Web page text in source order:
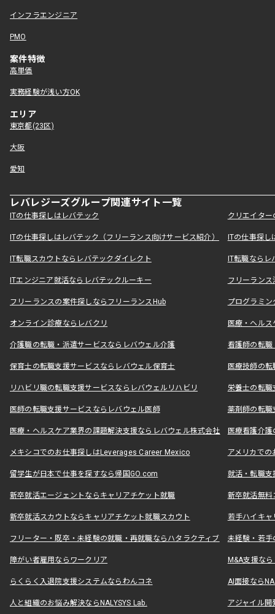
インフラエンジニア
PMO
案件特徴
高単価
実務経験が浅い方OK
エリア
東京都(23区)
大阪
愛知
レバレジーズグループ関連サイト一覧
ITの仕事探しはレバテック クリエイタ
ITの仕事探しはレバテック（フリーランス向けサービス紹介） ITの仕事探
IT転職スカウトならレバテックダイレクト IT転職なら
ITエンジニア就活ならレバテックルーキー フリーラン
フリーランスの案件探しならフリーランスHub プログラミ
オンライン診療ならレバクリ 医療・ヘル
介護職の転職・派遣サービスならレバウェル介護 看護師の転
保育士の転職支援サービスならレバウェル保育士 医療技師の
リハビリ職の転職支援サービスならレバウェルリハビリ 栄養士の転
医師の転職支援サービスならレバウェル医師 薬剤師の転
医療・ヘルスケア業界の課題解決支援ならレバウェル株式会社 医療看護介
メキシコでのお仕事探しはLeverages Career Mexico アメリカで
留学生が日本で仕事を探すなら帰国GO.com 就活・転職
新卒就活エージェントならキャリアチケット就職 新卒就活無料
新卒就活スカウトならキャリアチケット就職スカウト 若手ハイキ
フリーター・既卒・未経験の就職・再就職ならハタラクティブ 未経験・若手
障がい者雇用ならワークリア M&A支援な
らくらく入退院支援システムならわんコネ AI面接なら
人と組織のお悩み解決ならNALYSYS Lab. アジャイル